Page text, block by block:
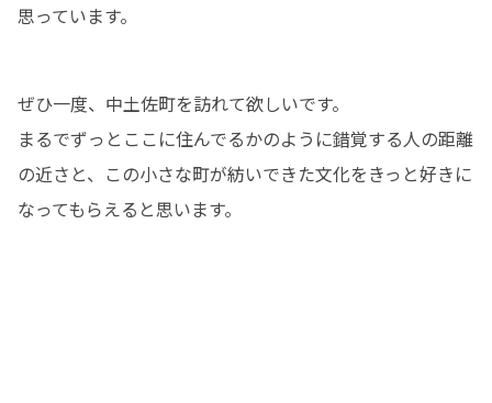
思っています。
ぜひ一度、中土佐町を訪れて欲しいです。
まるでずっとここに住んでるかのように錯覚する人の距離
の近さと、この小さな町が紡いできた文化をきっと好きに
なってもらえると思います。